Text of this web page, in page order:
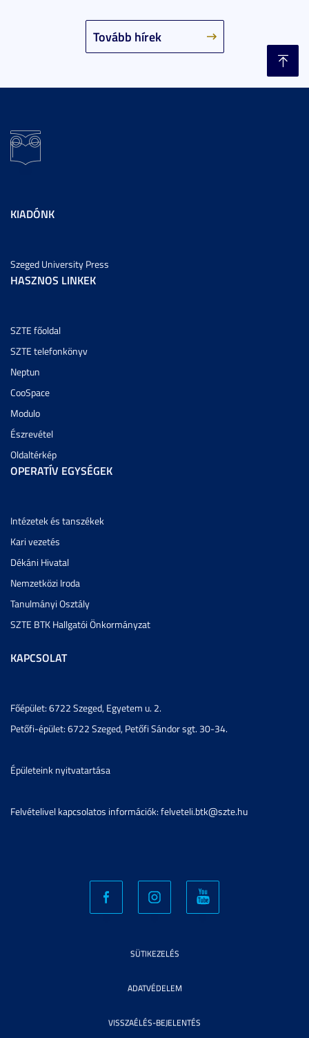
Tovább hírek
KIADÓNK
Szeged University Press
HASZNOS LINKEK
SZTE főoldal
SZTE telefonkönyv
Neptun
CooSpace
Modulo
Észrevétel
Oldaltérkép
OPERATÍV EGYSÉGEK
Intézetek és tanszékek
Kari vezetés
Dékáni Hivatal
Nemzetközi Iroda
Tanulmányi Osztály
SZTE BTK Hallgatói Önkormányzat
KAPCSOLAT
Főépület: 6722 Szeged, Egyetem u. 2.
Petőfi-épület: 6722 Szeged, Petőfi Sándor sgt. 30-34.
Épületeink nyitvatartása
Felvételivel kapcsolatos információk: felveteli.btk@szte.hu
SÜTIKEZELÉS
ADATVÉDELEM
VISSZAÉLÉS-BEJELENTÉS